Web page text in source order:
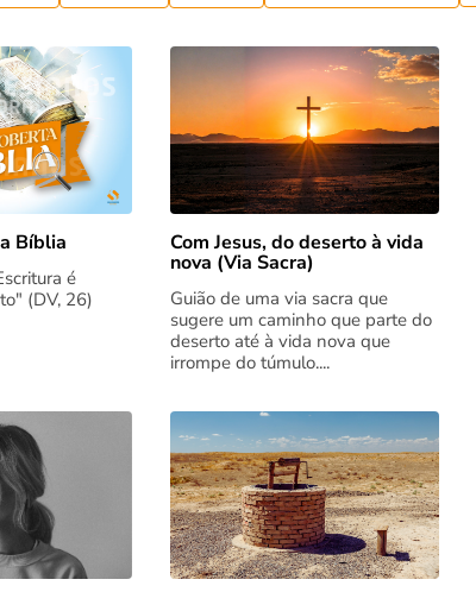
Bíblia
é
(DV, 26)
Com Jesus, do deserto à vida
nova (Via Sacra)
Guião de uma via sacra que
sugere um caminho que parte do
deserto até à vida nova que
irrompe do túmulo....